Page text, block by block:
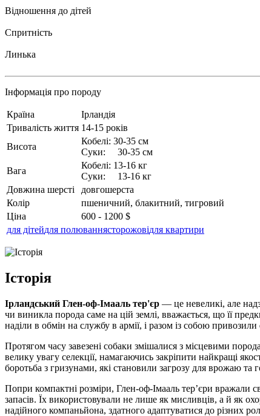
Відношення до дітей
Спритність
Линька
Інформація про породу
Країна
Ірландія
Тривалість життя 14-15 років
Висота
Кобелі: 30-35 см
Суки: 30-35 см
Вага
Кобелі: 13-16 кг
Суки: 13-16 кг
Довжина шерсті
довгошерста
Колір
пшеничний, блакитний, тигровий
Ціна
600 - 1200 $
для дітейдля полюваннясторожовідля квартири
Історія
Ірландський Глен-оф-Імааль тер'єр — це невеликі, але
чи виникла порода саме на цій землі, вважається, що її
наділи в обмін на службу в армії, і разом із собою привозили
Протягом часу завезені собаки змішалися з місцевими
велику увагу селекції, намагаючись закріпити найкращі
боротьба з гризунами, які становили загрозу для врожаю та
Попри компактні розміри, Глен-оф-Імааль тер’єри вражали
запасів. Їх використовували не лише як мисливців, а й як
надійного компаньйона, здатного адаптуватися до різних